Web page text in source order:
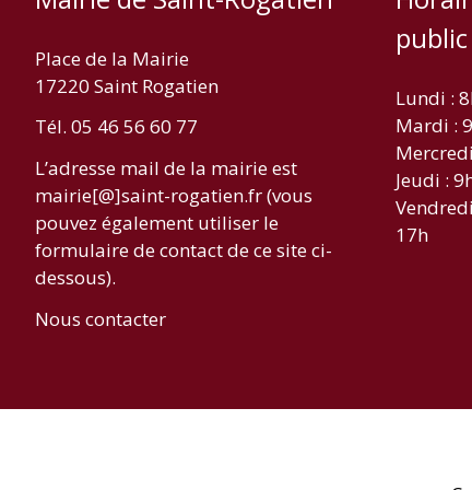
Place de la Mairie
17220 Saint Rogatien
Tél. 05 46 56 60 77
L’adresse mail de la mairie est
mairie[@]saint-rogatien.fr (vous
pouvez également utiliser le
formulaire de contact de ce site ci-
dessous).
Nous contacter
public
Lundi :
Mardi :
Jeudi :
17h